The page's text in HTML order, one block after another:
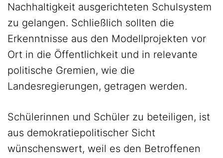
Nachhaltigkeit ausgerichteten Schulsystem
zu gelangen. Schließlich sollten die
Erkenntnisse aus den Modellprojekten vor
Ort in die Öffentlichkeit und in relevante
politische Gremien, wie die
Landesregierungen, getragen werden.
Schülerinnen und Schüler zu beteiligen, ist
aus demokratiepolitischer Sicht
wünschenswert, weil es den Betroffenen